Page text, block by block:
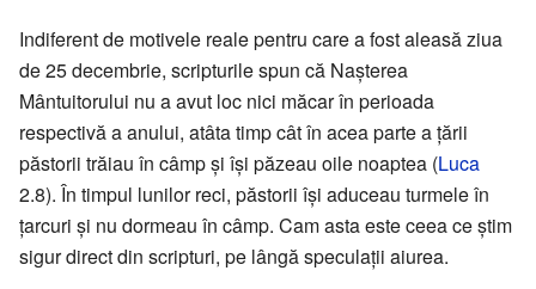
Indiferent de motivele reale pentru care a fost aleasă ziua
de 25 decembrie, scripturile spun că Nașterea
Mântuitorului nu a avut loc nici măcar în perioada
respectivă a anului, atâta timp cât în acea parte a țării
păstorii trăiau în câmp și își păzeau oile noaptea (Luca
2.8). În timpul lunilor reci, păstorii își aduceau turmele în
țarcuri și nu dormeau în câmp. Cam asta este ceea ce știm
sigur direct din scripturi, pe lângă speculații aiurea.